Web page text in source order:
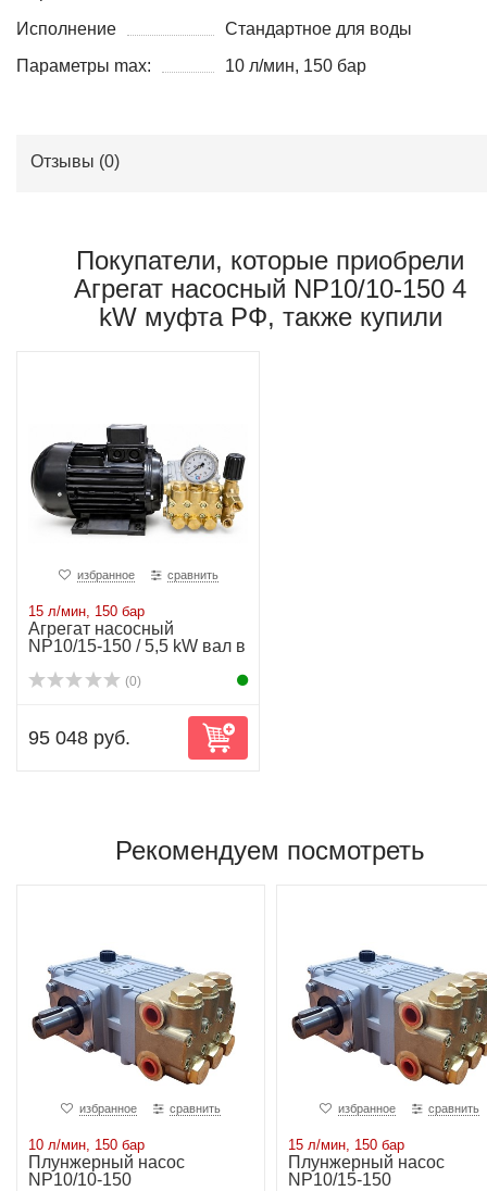
Исполнение
Стандартное для воды
Параметры max:
10 л/мин, 150 бар
Отзывы (0)
Покупатели, которые приобрели
Агрегат насосный NP10/10-150 4
kW муфта РФ, также купили
избранное сравнить
15 л/мин, 150 бар
Агрегат насосный
NP10/15-150 / 5,5 kW вал в
(0)
95 048 руб.
Рекомендуем посмотреть
избранное сравнить
10 л/мин, 150 бар
Плунжерный насос
NP10/10-150
избранное сравнить
15 л/мин, 150 бар
Плунжерный насос
NP10/15-150